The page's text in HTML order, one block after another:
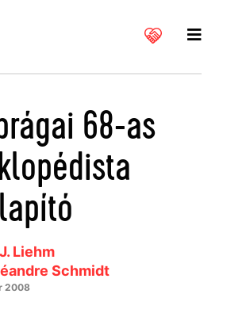
68-as
Liehm
Schmidt
2008